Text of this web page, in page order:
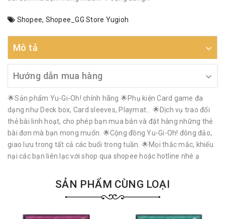
Shopee, Shopee_GG Store Yugioh
Mô tả
Hướng dẫn mua hàng
🌟Sản phẩm Yu-Gi-Oh! chính hãng 🌟Phụ kiện Card game đa
dạng như Deck box, Card sleeves, Playmat… 🌟Dịch vụ trao đổi
thẻ bài linh hoạt, cho phép bạn mua bán và đặt hàng những thẻ
bài đơn mà bạn mong muốn. 🌟Cộng đồng Yu-Gi-Oh! đông đảo,
giao lưu trong tất cả các buổi trong tuần. 🌟Mọi thắc mắc, khiếu
nại các bạn liên lạc với shop qua shopee hoặc hotline nhé ạ
SẢN PHẨM CÙNG LOẠI